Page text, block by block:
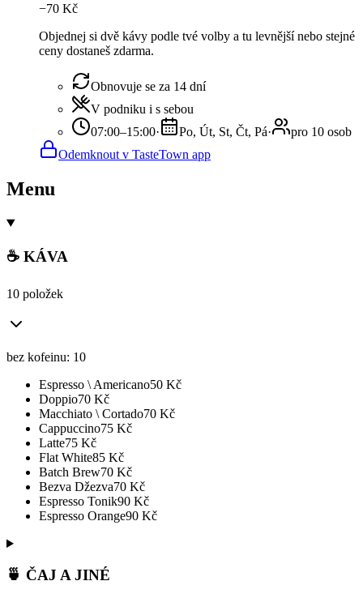
−70 Kč
Objednej si dvě kávy podle tvé volby a tu levnější nebo stejné
ceny dostaneš zdarma.
Obnovuje se za 14 dní
V podniku i s sebou
07:00–15:00· Po, Út, St, Čt, Pá·
pro 10 osob
Odemknout v TasteTown app
Menu
☕ KÁVA
10 položek
bez kofeinu: 10
Espresso \ Americano50 Kč
Doppio70 Kč
Macchiato \ Cortado70 Kč
Cappuccino75 Kč
Latte75 Kč
Flat White85 Kč
Batch Brew70 Kč
Bezva Džezva70 Kč
Espresso Tonik90 Kč
Espresso Orange90 Kč
🍵 ČAJ A JINÉ